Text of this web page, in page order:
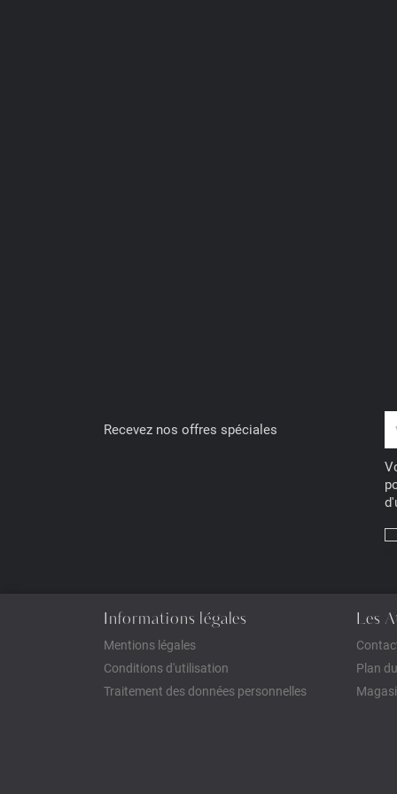
Recevez nos offres spéciales
Informations légales
Mentions légales
Conditions d'utilisation
Traitement des données personnelles
Les
Plan